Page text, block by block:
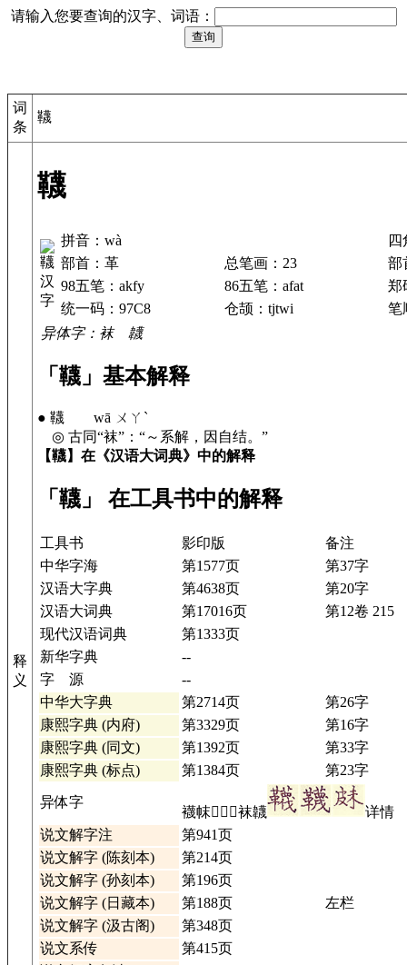
请输入您要查询的汉字、词语：
词
条
韈
释
义
韈
拼音：wà
四
部首：革
总笔画：23
部
98五笔：akfy
86五笔：afat
郑
统一码：97C8
仓颉：tjtwi
笔
异体字：袜 韤
「韈」基本解释
● 韈 wā ㄨㄚˋ
◎ 古同“袜”：“～系解，因自结。”
【韈】在《汉语大词典》中的解释
「韈」 在工具书中的解释
工具书 影印版
备注
中华字海
第1577页
第37字
汉语大字典
第4638页
第20字
汉语大词典
第17016页
第12卷 215
现代汉语词典
第1333页
新华字典
--
字 源
--
中华大字典
第2714页
第26字
康熙字典 (内府)
第3329页
第16字
康熙字典 (同文)
第1392页
第33字
康熙字典 (标点)
第1384页 第23字
异体字
襪帓𤿗𥀯𥿉袜韤
详情
说文解字注
第941页
说文解字 (陈刻本)
第214页
说文解字 (孙刻本)
第196页
说文解字 (日藏本)
第188页
左栏
说文解字 (汲古阁)
第348页
说文系传
第415页